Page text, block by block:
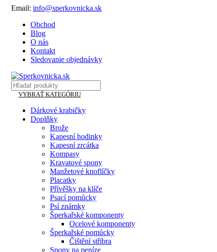
Email: info@sperkovnicka.sk
Obchod
Blog
O nás
Kontakt
Sledovanie objednávky
VYBRAŤ KATEGÓRIU
Dárkové krabičky
Doplňky
Brože
Kapesní hodinky
Kapesní zrcátka
Kompasy
Kravatové spony
Manžetové knoflíčky
Placatky
Přívěšky na klíče
Psací pomůcky
Psí známky
Šperkařské komponenty
Ocelové komponenty
Šperkařské pomůcky
Čištění stříbra
Spony na peníze